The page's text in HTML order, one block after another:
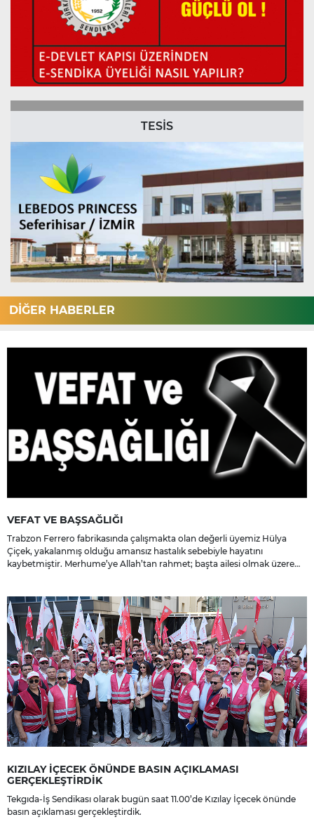
TESİS
DİĞER HABERLER
VEFAT VE BAŞSAĞLIĞI
Trabzon Ferrero fabrikasında çalışmakta olan değerli üyemiz Hülya
Çiçek, yakalanmış olduğu amansız hastalık sebebiyle hayatını
kaybetmiştir. Merhume’ye Allah’tan rahmet; başta ailesi olmak üzere
KIZILAY İÇECEK ÖNÜNDE BASIN AÇIKLAMASI
GERÇEKLEŞTİRDİK
Tekgıda-İş Sendikası olarak bugün saat 11.00’de Kızılay İçecek önünde
basın açıklaması gerçekleştirdik.